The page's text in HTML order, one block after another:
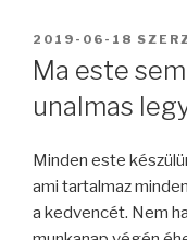
BEKÜLDVE:
2019-06-18
Ma este
unalmas
Minden este
ami tartalmaz
a kedvencét. Nem